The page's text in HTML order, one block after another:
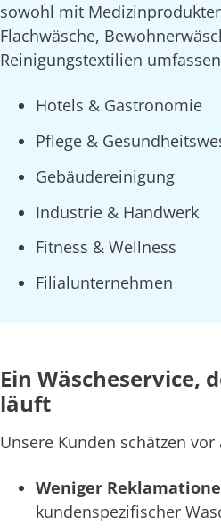
sowohl mit
Flachwäsche,
Reinigungstextilien
Hotels & Gastronomie
Pflege &
Gebäudereinigung
Industrie & Handwerk
Fitness & Wellness
Filialunternehmen
Ein Wäscheservice,
läuft
Unsere Kunden schätzen vor
Weniger
kundenspezifischer